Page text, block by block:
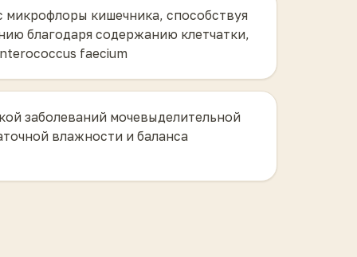
микрофлоры кишечника, способствуя
благодаря содержанию клетчатки,
faecium
заболеваний мочевыделительной
влажности и баланса